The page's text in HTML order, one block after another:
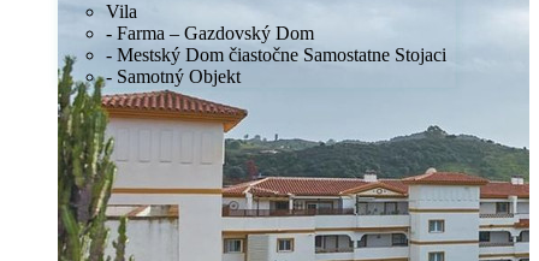
Vila
- Farma – Gazdovský Dom
- Mestský Dom čiastočne Samostatne Stojaci
- Samotný Objekt